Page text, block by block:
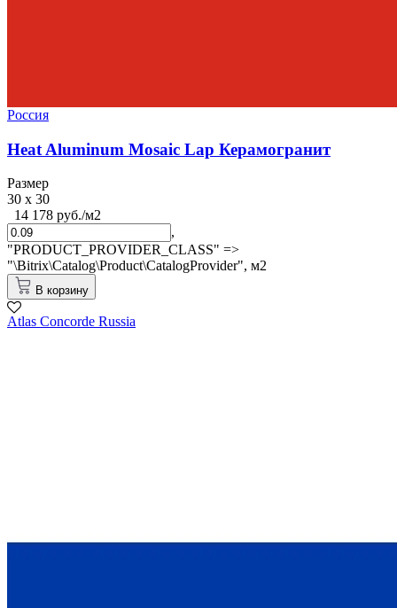
Россия
Heat Aluminum Mosaic Lap Керамогранит
Размер
30 x 30
14 178 руб./м2
,
"PRODUCT_PROVIDER_CLASS" =>
"\Bitrix\Catalog\Product\CatalogProvider", м2
В корзину
Atlas Concorde Russia